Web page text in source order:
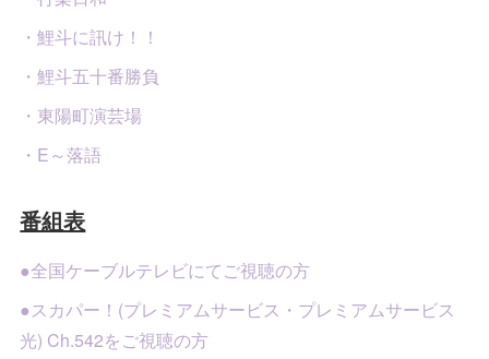
・鯉斗に訊け！！
・鯉斗五十番勝負
・東陽町演芸場
・E～落語
番組表
●全国ケーブルテレビにてご視聴の方
●スカパー！(プレミアムサービス・プレミアムサービス
光) Ch.542をご視聴の方